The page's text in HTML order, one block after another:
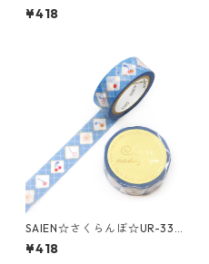
R-3096☆金箔☆マスキングテ
ープ
¥418
SAIEN☆さくらんぼ☆UR-330
2☆金箔☆マスキングテープ
¥418